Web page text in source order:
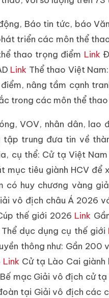
Báo tin tức, báo
triển các môn thể
thao trọng điểm Link
Link Thể thao Việt
nâng tầm cạnh
trong các môn thể
VOV, nhân dân, lao
trung đưa tin về
cụ thể: Cử tạ Việt
mục tiêu giành HCV
có huy chương vàng
vô địch châu Á 2026
thế giới 2026 Link
dục dụng cụ thế giới
thông như: Gần
Link Cử tạ Lào Cai
Bế mạc Giải vô địch cử
tại Giải vô địch các